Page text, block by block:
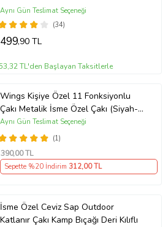
yerlerde saklayın.
olun ve güvenlik önlemlerini alın.
için düzenli olarak bakım yapın.
seçeneği. Şık tasarımı, dayanıklı
olacak.
(34)
Aynı Gün Teslimat Seçeneği
499,90 TL
TL'den Başlayan Taksitlerle
Wings Kişiye Özel 11 Fonksiyonlu
Çakı Metalik İsme Özel Çakı (Siyah-
Gri)
(1)
Aynı Gün Teslimat Seçeneği
390,00 TL
Sepette %20 İndirim 312,00 TL
İsme Özel Ceviz Sap Outdoor
Katlanır Çakı Kamp Bıçağı Deri Kılıflı